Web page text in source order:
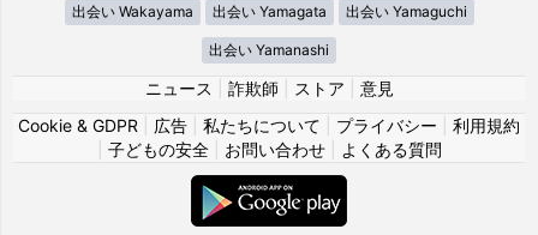
出会い Wakayama 出会い Yamagata 出会い Yamaguchi
出会い Yamanashi
ニュース 詐欺師 ストア
意見
Cookie & GDPR
広告 私たちについて プライバシー
利用規約
子どもの安全| お問い合わせ| よくある質問